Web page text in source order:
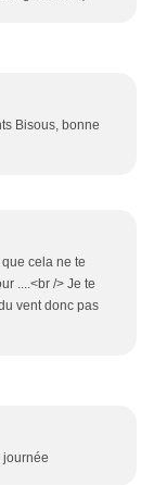
Bisous, bonne
cela ne te
....<br /> Je te
vent donc pas
journée